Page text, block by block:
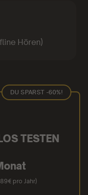
Hören)
TESTEN
pro Jahr)
DU SPARST -60%!